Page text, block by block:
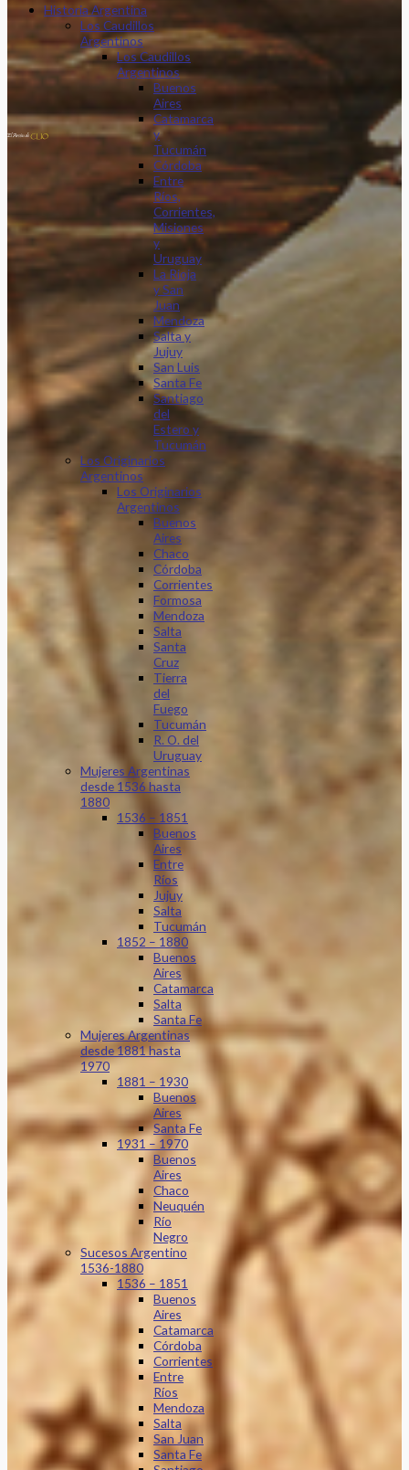
Historia Argentina
Los Caudillos
Argentinos
Los Caudillos
Argentinos
Buenos
Aires
Catamarca
y
Tucumán
Córdoba
Entre
Ríos,
Corrientes,
Misiones
y
Uruguay
La Rioja
y San
Juan
Mendoza
Salta y
Jujuy
San Luis
Santa Fe
Santiago
del
Estero y
Tucumán
Los Originarios
Argentinos
Los Originarios
Argentinos
Buenos
Aires
Chaco
Córdoba
Corrientes
Formosa
Mendoza
Salta
Santa
Cruz
Tierra
del
Fuego
Tucumán
R. O. del
Uruguay
Mujeres Argentinas
desde 1536 hasta
1880
1536 – 1851
Buenos
Aires
Entre
Ríos
Jujuy
Salta
Tucumán
1852 – 1880
Buenos
Aires
Catamarca
Salta
Santa Fe
Mujeres Argentinas
desde 1881 hasta
1970
1881 – 1930
Buenos
Aires
Santa Fe
1931 – 1970
Buenos
Aires
Chaco
Neuquén
Río
Negro
Sucesos Argentino
1536-1880
1536 – 1851
Buenos
Aires
Catamarca
Córdoba
Corrientes
Entre
Ríos
Mendoza
Salta
San Juan
Santa Fe